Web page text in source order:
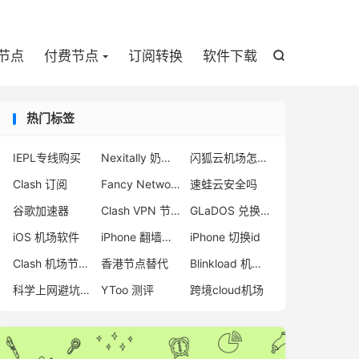

点 付费节点 订阅转换 软件下载
热门标签
IEPL专线购买 Nexitally 奶昔机场
闪狐云机场怎么样
Clash 订阅
Fancy Network 机场
速蛙云安全吗
谷歌加速器
Clash VPN 节点
GLaDOS 兑换码
iOS 机场软件
iPhone 翻墙代理软件
iPhone 切换id
Clash 机场节点购买
香港节点替代
Blinkload 机场怎么样
科学上网避坑指南
YToo 测评 跨境cloud机场